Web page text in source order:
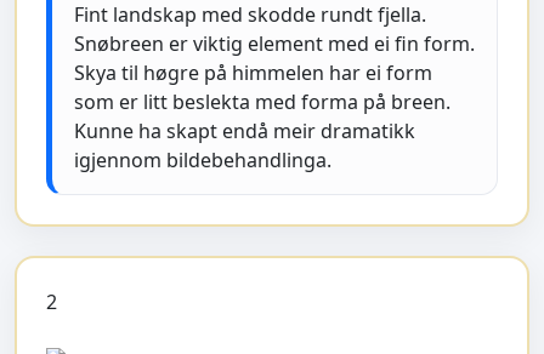
Fint landskap med skodde rundt fjella.
Snøbreen er viktig element med ei fin form.
Skya til høgre på himmelen har ei form
som er litt beslekta med forma på breen.
Kunne ha skapt endå meir dramatikk
igjennom bildebehandlinga.
2